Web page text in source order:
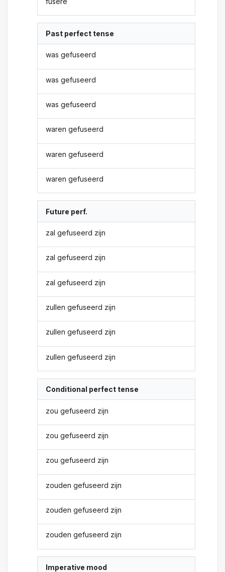
Past perfect tense
was gefuseerd
was gefuseerd
was gefuseerd
waren gefuseerd
waren gefuseerd
waren gefuseerd
Future perf.
zal gefuseerd zijn
zal gefuseerd zijn
zal gefuseerd zijn
zullen gefuseerd zijn
zullen gefuseerd zijn
zullen gefuseerd zijn
Conditional perfect tense
zou gefuseerd zijn
zou gefuseerd zijn
zou gefuseerd zijn
zouden gefuseerd zijn
zouden gefuseerd zijn
zouden gefuseerd zijn
Imperative mood